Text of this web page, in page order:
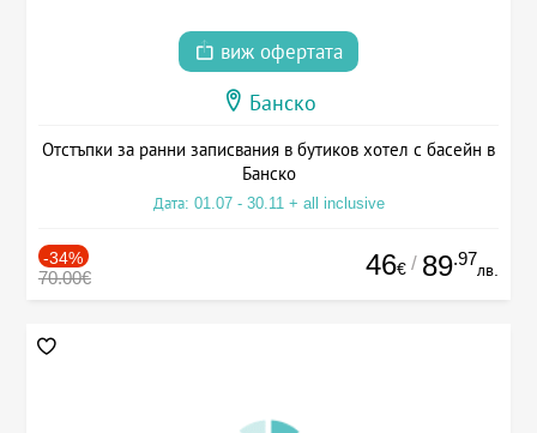
виж офертата
Банско
Отстъпки за ранни записвания в бутиков хотел с басейн в
Банско
Дата: 01.07 - 30.11 + all inclusive
-34%
70.00€ 46€ / 89.97
лв.